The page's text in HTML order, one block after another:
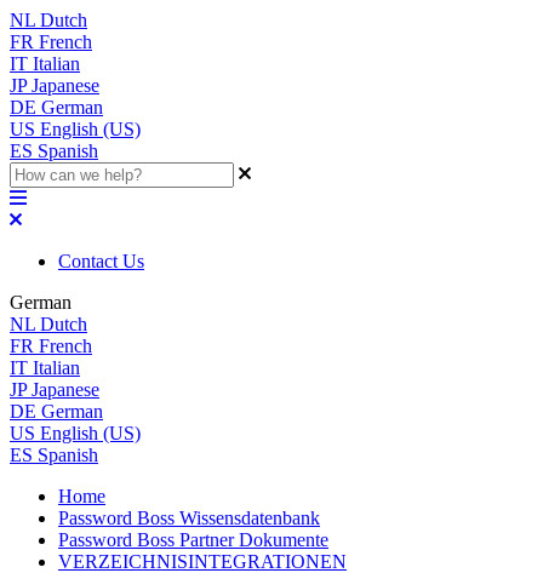
NL Dutch
FR French
IT Italian
JP Japanese
DE German
US English (US)
ES Spanish
Contact Us
German
NL Dutch
FR French
IT Italian
JP Japanese
DE German
US English (US)
ES Spanish
Home
Password Boss Wissensdatenbank
Password Boss Partner Dokumente
VERZEICHNISINTEGRATIONEN